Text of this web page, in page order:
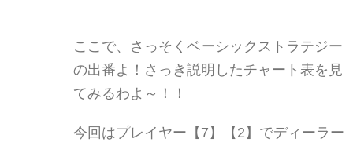
ここで、さっそくベーシックストラテジー
の出番よ！さっき説明したチャート表を見
てみるわよ～！！
今回はプレイヤー【7】【2】でディーラー